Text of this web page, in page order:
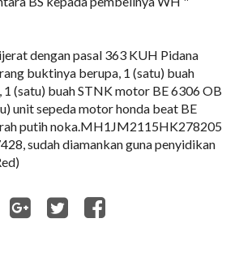
dengan pasal 363 KUH Pidana
buktinya berupa, 1 (satu) buah
(satu) buah STNK motor BE 6306 OB
unit sepeda motor honda beat BE
putih noka.MH1JM2115HK278205
sudah diamankan guna penyidikan